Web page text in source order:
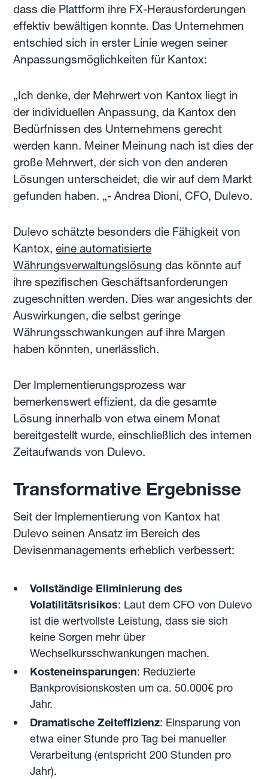
dass die Plattform ihre FX-Herausforderungen
effektiv bewältigen konnte. Das Unternehmen
entschied sich in erster Linie wegen seiner
Anpassungsmöglichkeiten für Kantox:
„Ich denke, der Mehrwert von Kantox liegt in
der individuellen Anpassung, da Kantox den
Bedürfnissen des Unternehmens gerecht
werden kann. Meiner Meinung nach ist dies der
große Mehrwert, der sich von den anderen
Lösungen unterscheidet, die wir auf dem Markt
gefunden haben. „- Andrea Dioni, CFO, Dulevo.
Dulevo schätzte besonders die Fähigkeit von
Kantox,eine automatisierte
Währungsverwaltungslösung das könnte auf
ihre spezifischen Geschäftsanforderungen
zugeschnitten werden. Dies war angesichts der
Auswirkungen, die selbst geringe
Währungsschwankungen auf ihre Margen
haben könnten, unerlässlich.
Der Implementierungsprozess war
bemerkenswert effizient, da die gesamte
Lösung innerhalb von etwa einem Monat
bereitgestellt wurde, einschließlich des internen
Zeitaufwands von Dulevo.
Transformative Ergebnisse
Seit der Implementierung von Kantox hat
Dulevo seinen Ansatz im Bereich des
Devisenmanagements erheblich verbessert:
Vollständige Eliminierung des
Volatilitätsrisikos: Laut dem CFO von Dulevo
ist die wertvollste Leistung, dass sie sich
keine Sorgen mehr über
Wechselkursschwankungen machen.
Kosteneinsparungen: Reduzierte
Bankprovisionskosten um ca. 50.000€ pro
Jahr.
Dramatische Zeiteffizienz: Einsparung von
etwa einer Stunde pro Tag bei manueller
Verarbeitung (entspricht 200 Stunden pro
Jahr).